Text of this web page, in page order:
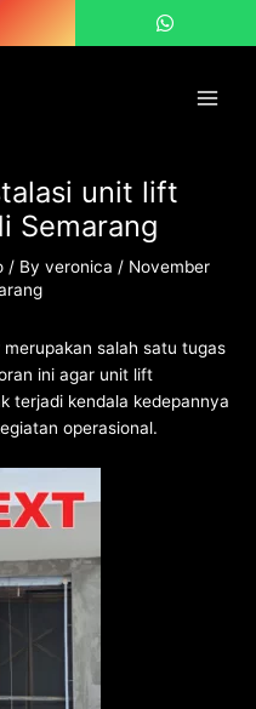
unit lift
Semarang
/ By veronica / November
salah satu tugas
ini agar unit lift
terjadi kendala kedepannya
operasional.